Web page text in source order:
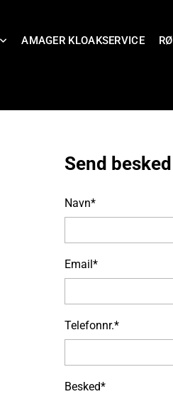
AMAGER KLOAKSERVICE
Send besked
Navn*
Email*
Telefonnr.*
Besked*